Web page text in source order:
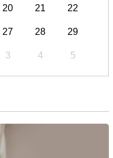
20 21 22
27 28 29
3 4 5